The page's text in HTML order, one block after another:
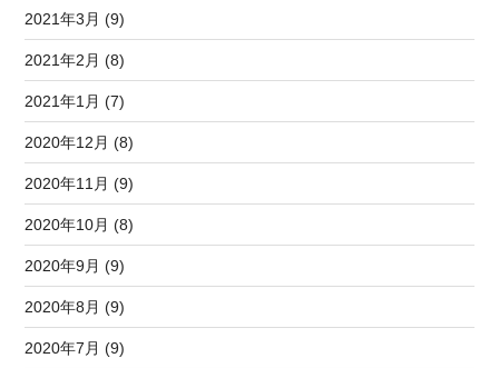
2021年3月 (9)
2021年2月 (8)
2021年1月 (7)
2020年12月 (8)
2020年11月 (9)
2020年10月 (8)
2020年9月 (9)
2020年8月 (9)
2020年7月 (9)